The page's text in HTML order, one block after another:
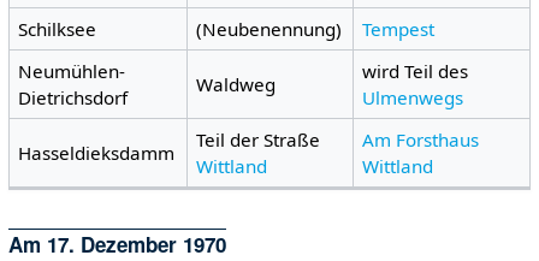
Schilksee
(Neubenennung)
Tempest
Neumühlen-
Dietrichsdorf
Waldweg
wird Teil des
Ulmenwegs
Hasseldieksdamm
Teil der Straße
Wittland
Am Forsthaus
Wittland
Am 17. Dezember 1970